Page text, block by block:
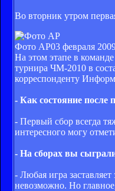
Во вторник утром
Фото AP03 февраля
На этом этапе в
турнира ЧМ-2010 в
корреспонденту
- Как состояние после
- Первый сбор всегда
интересного могу
- На сборах вы
- Любая игра
невозможно. Но